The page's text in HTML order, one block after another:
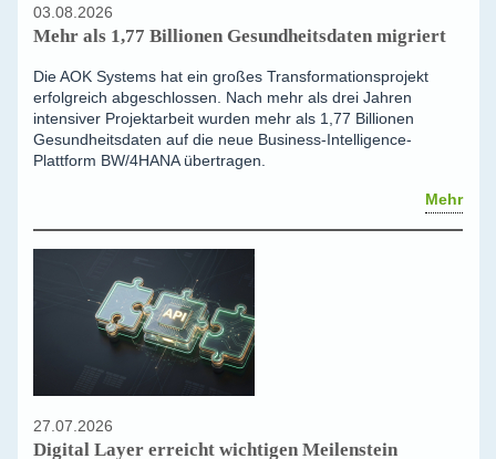
03.08.2026
Mehr als 1,77 Billionen Gesundheitsdaten migriert
Die AOK Systems hat ein großes Transformationsprojekt
erfolgreich abgeschlossen. Nach mehr als drei Jahren
intensiver Projektarbeit wurden mehr als 1,77 Billionen
Gesundheitsdaten auf die neue Business-Intelligence-
Plattform BW/4HANA übertragen.
Mehr
27.07.2026
Digital Layer erreicht wichtigen Meilenstein